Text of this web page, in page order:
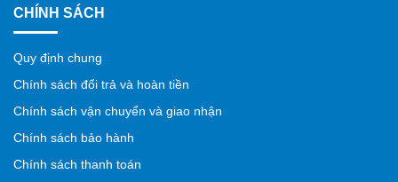
CHÍNH SÁCH
Quy định chung
Chính sách đổi trả và hoàn tiền
Chính sách vận chuyển và giao nhận
Chính sách bảo hành
Chính sách thanh toán